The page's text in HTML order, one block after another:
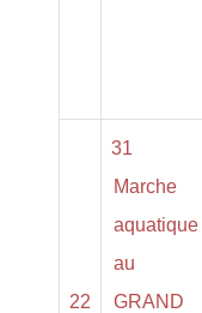
22
31
Marche
aquatique
au
GRAND